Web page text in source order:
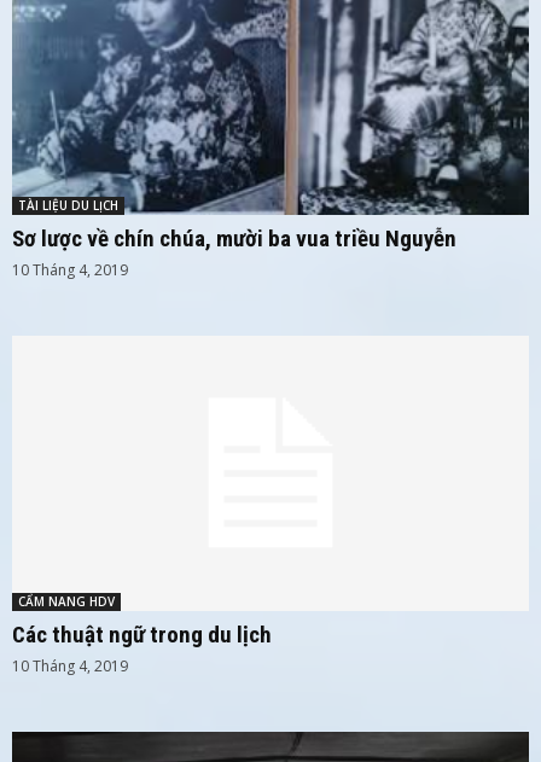
TÀI LIỆU DU LỊCH
Sơ lược về chín chúa, mười ba vua triều Nguyễn
10 Tháng 4, 2019
CẨM NANG HDV
Các thuật ngữ trong du lịch
10 Tháng 4, 2019